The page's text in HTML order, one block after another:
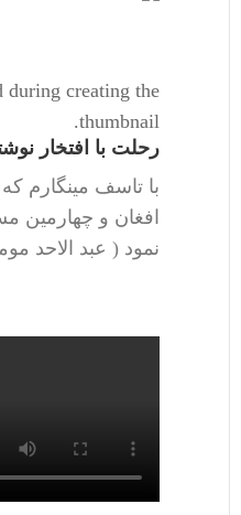
during creating the
thumbnail.
رحلت با افتخار
با تاسف مینگارم
افغان و چهارمین
نمود ( عبد الاحد